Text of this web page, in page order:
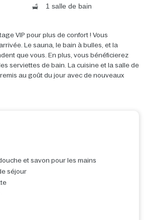
1 salle de bain
VIP pour plus de confort ! Vous
Le sauna, le bain à bulles, et la
que vous. En plus, vous bénéficierez
serviettes de bain. La cuisine et la salle de
au goût du jour avec de nouveaux
et savon pour les mains
séjour